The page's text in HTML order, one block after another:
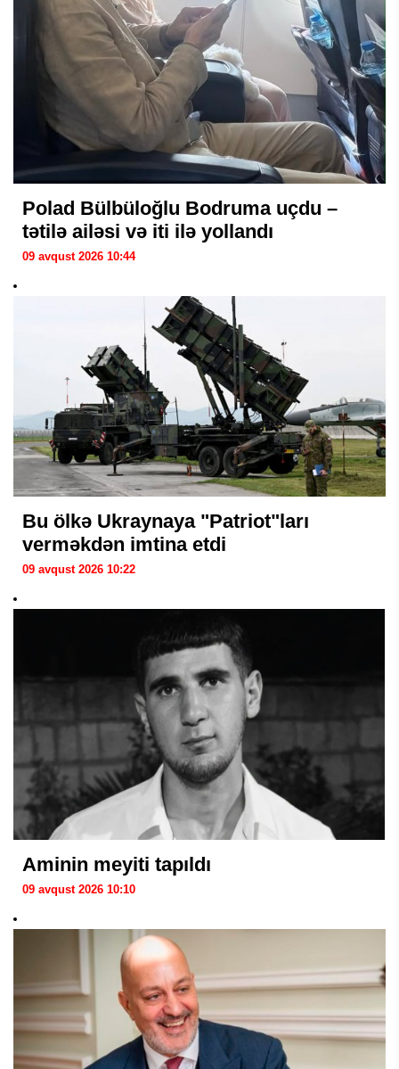
Polad Bülbüloğlu Bodruma uçdu –
tətilə ailəsi və iti ilə yollandı
09 avqust 2026 10:44
Bu ölkə Ukraynaya "Patriot"ları
verməkdən imtina etdi
09 avqust 2026 10:22
Aminin meyiti tapıldı
09 avqust 2026 10:10